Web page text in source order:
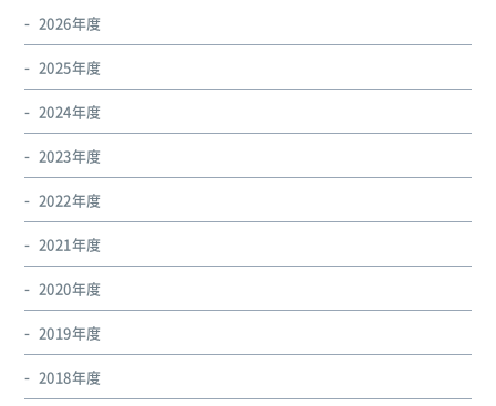
2026年度
2025年度
2024年度
2023年度
2022年度
2021年度
2020年度
2019年度
2018年度